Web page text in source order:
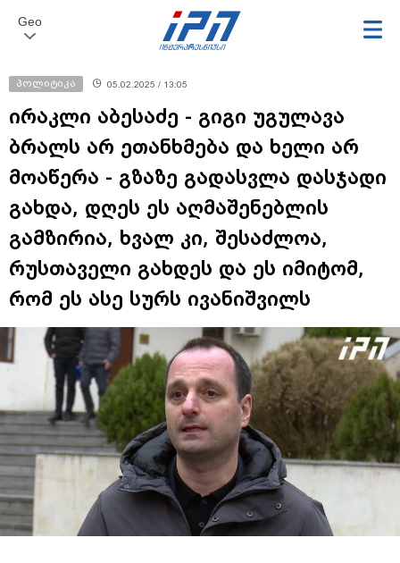
Geo
პოლიტიკა 05.02.2025 / 13:05
ირაკლი აბესაძე - გიგი უგულავა
ბრალს არ ეთანხმება და ხელი არ
მოაწერა - გზაზე გადასვლა დასჯადი
გახდა, დღეს ეს აღმაშენებლის
გამზირია, ხვალ კი, შესაძლოა,
რუსთაველი გახდეს და ეს იმიტომ,
რომ ეს ასე სურს ივანიშვილს